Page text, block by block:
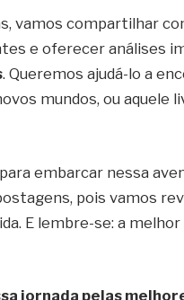
vamos compartilhar
e oferecer análises
. Queremos ajudá-lo a
mundos, ou aquele
embarcar nessa
pois vamos
E lembre-se: a
jornada pelas